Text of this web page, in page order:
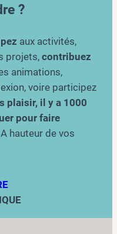
?
aux activités,
projets,contribuez
animations,
voire participez
plaisir, il y a 1000
pour faire
hauteur de vos